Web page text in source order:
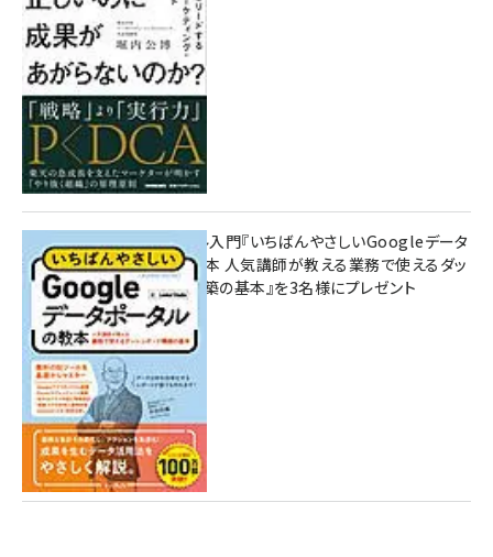
10:00
無料BIツール入門『いちばんやさしいGoogleデータ
ポータルの教本 人気講師が教える業務で使えるダッ
シュボード構築の基本』を3名様にプレゼント
7月31日 10:00